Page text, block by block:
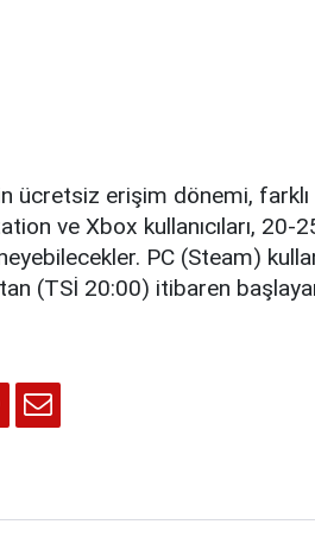
ücretsiz erişim dönemi,
ve Xbox kullanıcıları,
PC (Steam)
(TSİ 20:00) itibaren